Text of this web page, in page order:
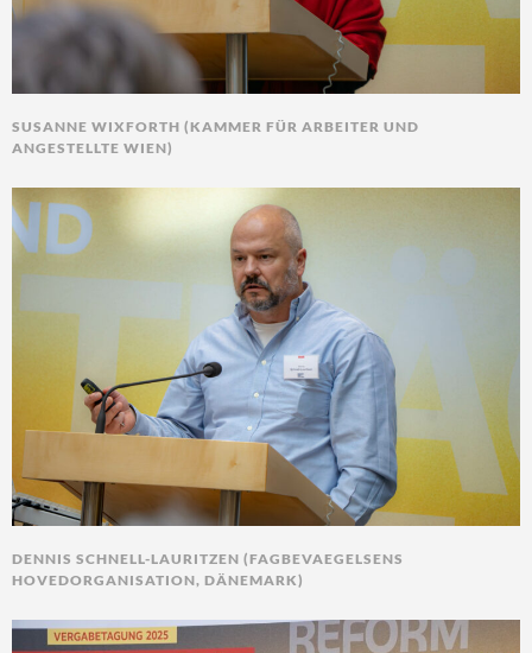
SUSANNE WIXFORTH (KAMMER FÜR ARBEITER UND
ANGESTELLTE WIEN)
DENNIS SCHNELL-LAURITZEN (FAGBEVAEGELSENS
HOVEDORGANISATION, DÄNEMARK)